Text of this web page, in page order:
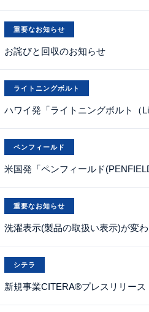
重要なお知らせ
お詫びと回収のお知らせ
ライトニングボルト
ハワイ発「ライトニングボルト（
ペンフィールド
米国発「ペンフィールド
重要なお知らせ
洗濯表示(製品の取扱い表示)が変
シテラ
新規事業CITERA®プレスリリース